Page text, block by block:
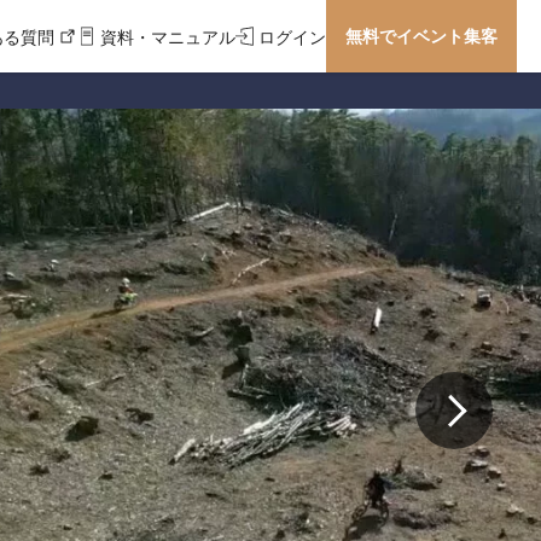
質問 資料・マニュアル ログイン 無料でイベント集客